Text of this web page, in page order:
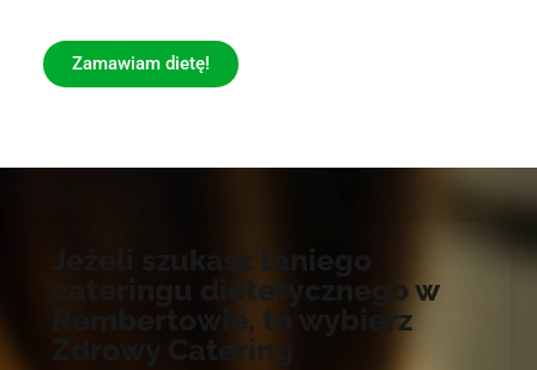
Zamawiam dietę!
cateringu dietetycznego w
Rembertowie, to wybierz
Zdrowy Catering